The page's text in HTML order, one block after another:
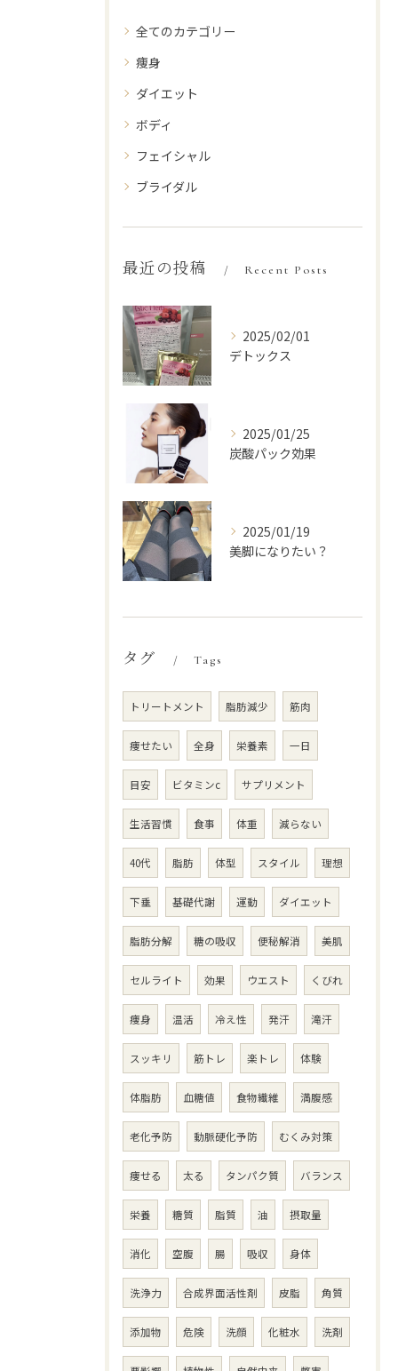
全てのカテゴリー
痩身
ダイエット
ボディ
フェイシャル
ブライダル
最近の投稿 Recent Posts
2025/02/01
デトックス
2025/01/25
炭酸パック効果
2025/01/19
美脚になりたい？
タグ Tags
トリートメント 脂肪減少 筋肉
痩せたい 全身 栄養素 一日
目安 ビタミンc サプリメント
生活習慣 食事 体重 減らない
40代 脂肪 体型 スタイル 理想
下垂 基礎代謝 運動 ダイエット
脂肪分解 糖の吸収 便秘解消 美肌
セルライト 効果 ウエスト くびれ
痩身 温活 冷え性 発汗 滝汗
スッキリ 筋トレ 楽トレ 体験
体脂肪 血糖値 食物繊維 満腹感
老化予防 動脈硬化予防 むくみ対策
痩せる 太る タンパク質 バランス
栄養 糖質 脂質 油 摂取量
消化 空腹 腸 吸収 身体
洗浄力 合成界面活性剤 皮脂 角質
添加物 危険 洗顔 化粧水 洗剤